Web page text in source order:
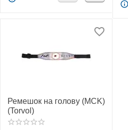
Ремешок на голову (MCK)
(Torvol)